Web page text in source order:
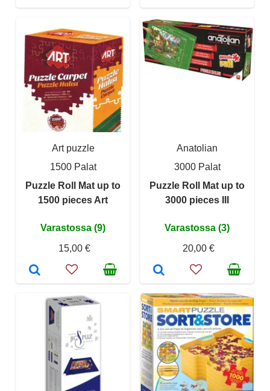
Art puzzle
1500 Palat
Puzzle Roll Mat up to
1500 pieces Art
Varastossa (9)
15,00 €
Anatolian
3000 Palat
Puzzle Roll Mat up to
3000 pieces III
Varastossa (3)
20,00 €